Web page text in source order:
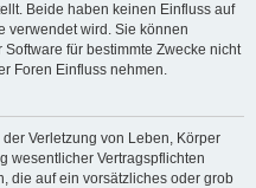
Beide haben keinen Einfluss auf
verwendet wird. Sie können
für bestimmte Zwecke nicht
Foren Einfluss nehmen.
Verletzung von Leben, Körper
wesentlicher Vertragspflichten
die auf ein vorsätzliches oder grob